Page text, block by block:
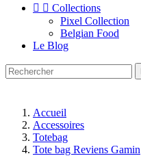
  Collections
Pixel Collection
Belgian Food
Le Blog
Accueil
Accessoires
Totebag
Tote bag Reviens Gamin